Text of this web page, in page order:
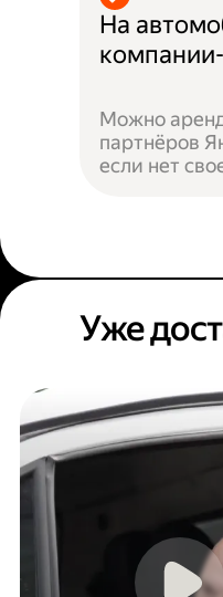
На
Можно
партнёров
если нет
Уже